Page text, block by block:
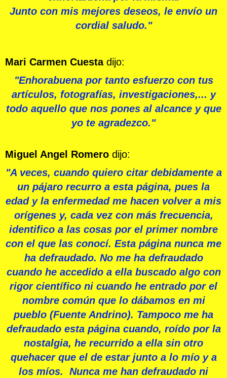
Junto con mis mejores deseos, le envío un
cordial saludo."
Mari Carmen Cuesta dijo:
"Enhorabuena por tanto esfuerzo con tus
artículos, fotografías, investigaciones,... y
todo aquello que nos pones al alcance y que
yo te agradezco."
Miguel Angel Romero dijo:
"A veces, cuando quiero citar debidamente a
un pájaro recurro a esta página, pues la
edad y la enfermedad me hacen volver a mis
orígenes y, cada vez con más frecuencia,
identifico a las cosas por el primer nombre
con el que las conocí. Esta página nunca me
ha defraudado. No me ha defraudado
cuando he accedido a ella buscado algo con
rigor científico ni cuando he entrado por el
nombre común que lo dábamos en mi
pueblo (Fuente Andrino). Tampoco me ha
defraudado esta página cuando, roído por la
nostalgia, he recurrido a ella sin otro
quehacer que el de estar junto a lo mío y a
los míos. Nunca me han defraudado ni